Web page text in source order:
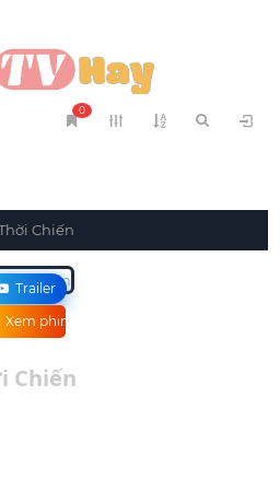
0
Chiến
Trailer
Xem phim
Chiến